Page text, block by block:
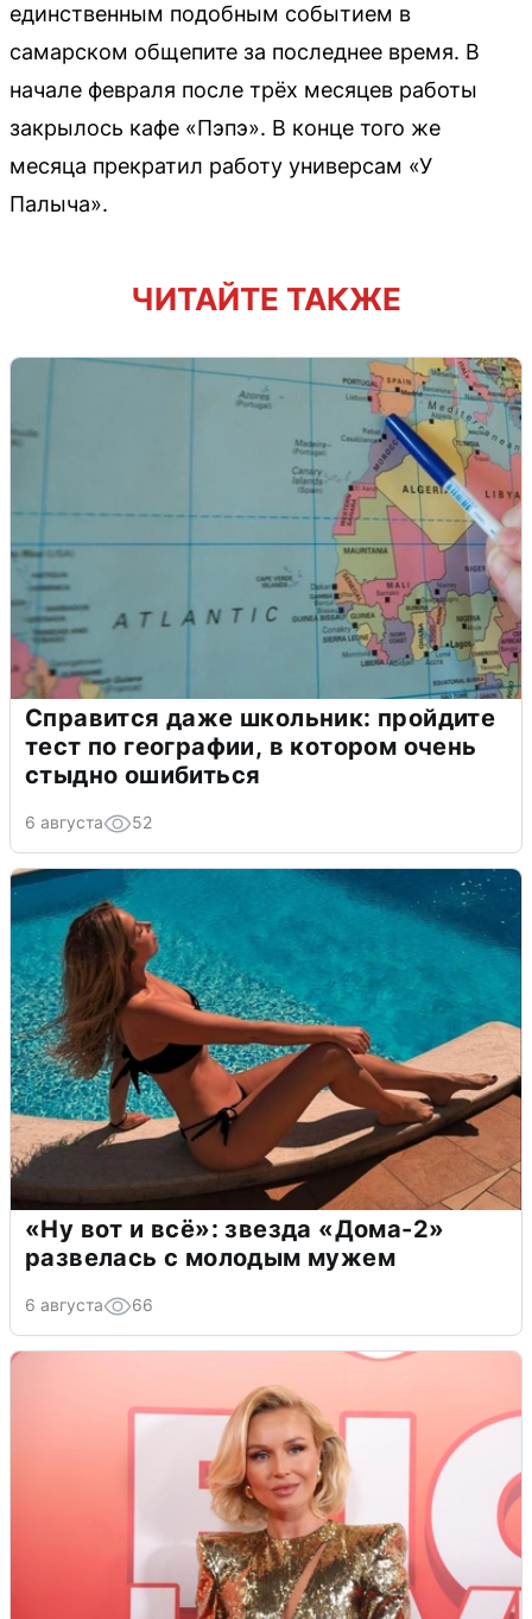
единственным подобным событием в
самарском общепите за последнее время. В
начале февраля после трёх месяцев работы
закрылось кафе «Пэпэ». В конце того же
месяца прекратил работу универсам «У
Палыча».
ЧИТАЙТЕ ТАКЖЕ
Справится даже школьник: пройдите
тест по географии, в котором очень
стыдно ошибиться
6 августа 52
«Ну вот и всё»: звезда «Дома-2»
развелась с молодым мужем
6 августа 66